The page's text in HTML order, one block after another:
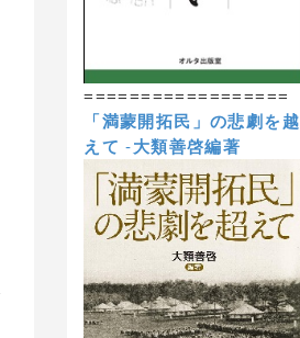
==================
「満蒙開拓民」の悲劇を越
えて -大類善啓編著